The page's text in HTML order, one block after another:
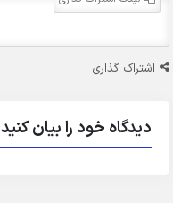
اشتراک گذاری
دیدگاه خود را بیان کنید